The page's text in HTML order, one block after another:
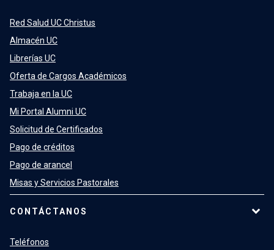
Red Salud UC Christus
Almacén UC
Librerías UC
Oferta de Cargos Académicos
Trabaja en la UC
Mi Portal Alumni UC
Solicitud de Certificados
Pago de créditos
Pago de arancel
Misas y Servicios Pastorales
CONTÁCTANOS
Teléfonos